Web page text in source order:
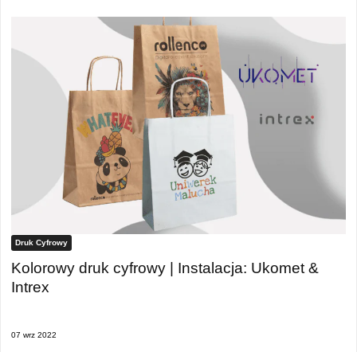
Druk Cyfrowy
Kolorowy druk cyfrowy | Instalacja: Ukomet &
Intrex
07 wrz 2022